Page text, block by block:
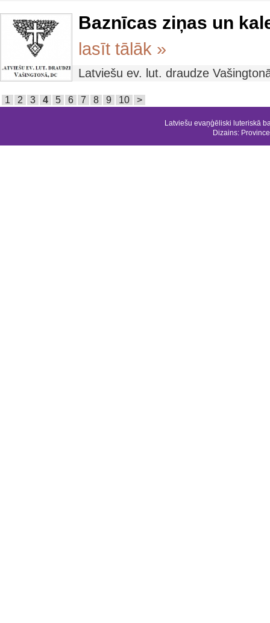
Baznīcas ziņas un
lasīt tālāk »
Latviešu ev. lut. draudze
1 2 3 4 5 6 7 8 9 10 >
Latviešu evaņģēliski luteriskā
Dizains: